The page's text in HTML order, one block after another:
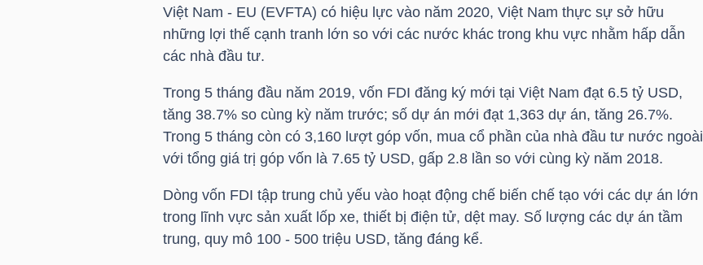
Việt Nam - EU (EVFTA) có hiệu lực vào năm 2020, Việt Nam thực sự sở hữu
những lợi thế cạnh tranh lớn so với các nước khác trong khu vực nhằm hấp dẫn
các nhà đầu tư.
Trong 5 tháng đầu năm 2019, vốn FDI đăng ký mới tại Việt Nam đạt 6.5 tỷ USD,
tăng 38.7% so cùng kỳ năm trước; số dự án mới đạt 1,363 dự án, tăng 26.7%.
Trong 5 tháng còn có 3,160 lượt góp vốn, mua cổ phần của nhà đầu tư nước ngoài
với tổng giá trị góp vốn là 7.65 tỷ USD, gấp 2.8 lần so với cùng kỳ năm 2018.
Dòng vốn FDI tập trung chủ yếu vào hoạt động chế biến chế tạo với các dự án lớn
trong lĩnh vực sản xuất lốp xe, thiết bị điện tử, dệt may. Số lượng các dự án tầm
trung, quy mô 100 - 500 triệu USD, tăng đáng kể.